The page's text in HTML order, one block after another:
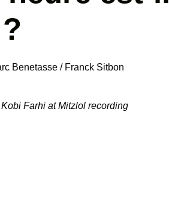
Benetasse / Franck Sitbon
Farhi at Mitzlol recording